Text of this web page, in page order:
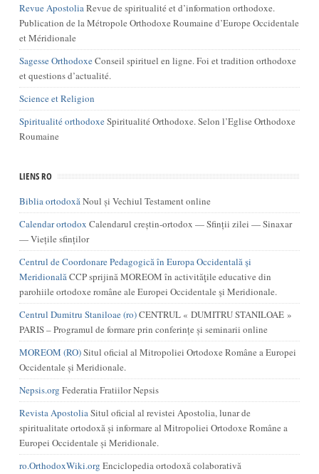
Revue ApostoliaRevue de spiritualité et d’information orthodoxe.
Publication de la Métropole Orthodoxe Roumaine d’Europe Occidentale
et Méridionale
Sagesse OrthodoxeConseil spirituel en ligne. Foi et tradition orthodoxe
et questions d’actualité.
Science et Religion
Spiritualité orthodoxeSpiritualité Orthodoxe. Selon l’Eglise Orthodoxe
Roumaine
LIENS RO
Biblia ortodoxăNoul și Vechiul Testament online
Calendar ortodox Calendarul creștin-ortodox — Sfinții zilei — Sinaxar
— Viețile sfinților
Centrul de Coordonare Pedagogică în Europa Occidentală şi
MeridionalăCCP sprijină MOREOM în activităţile educative din
parohiile ortodoxe române ale Europei Occidentale şi Meridionale.
Centrul Dumitru Staniloae (ro)CENTRUL « DUMITRU STANILOAE »
PARIS – Programul de formare prin conferințe și seminarii online
MOREOM (RO)Situl oficial al Mitropoliei Ortodoxe Române a Europei
Occidentale și Meridionale.
Nepsis.org Federatia Fratiilor Nepsis
Revista ApostoliaSitul oficial al revistei Apostolia, lunar de
spiritualitate ortodoxă și informare al Mitropoliei Ortodoxe Române a
Europei Occidentale și Meridionale.
ro.OrthodoxWiki.org Enciclopedia ortodoxă colaborativă